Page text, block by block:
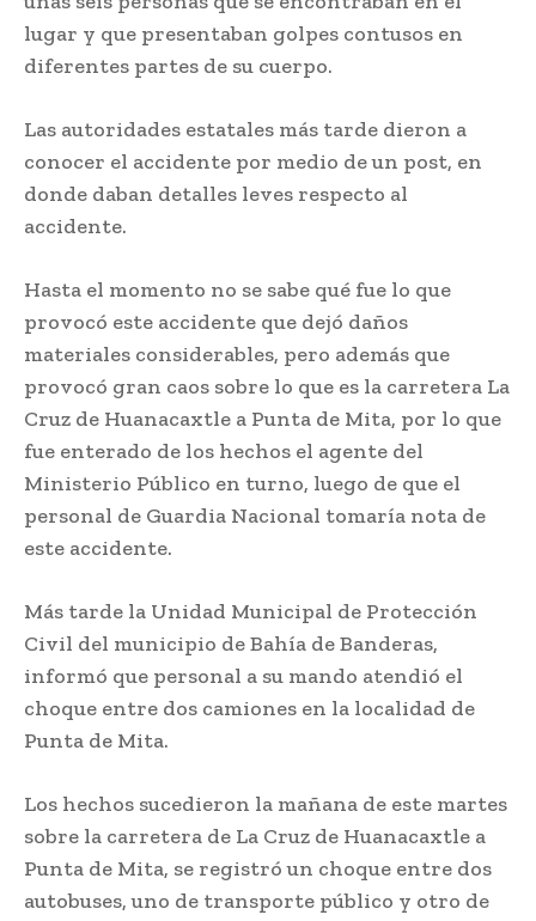
lugar y que presentaban golpes contusos en
diferentes partes de su cuerpo.
Las autoridades estatales más tarde dieron a
conocer el accidente por medio de un post, en
donde daban detalles leves respecto al
accidente.
Hasta el momento no se sabe qué fue lo que
provocó este accidente que dejó daños
materiales considerables, pero además que
provocó gran caos sobre lo que es la carretera La
Cruz de Huanacaxtle a Punta de Mita, por lo que
fue enterado de los hechos el agente del
Ministerio Público en turno, luego de que el
personal de Guardia Nacional tomaría nota de
este accidente.
Más tarde la Unidad Municipal de Protección
Civil del municipio de Bahía de Banderas,
informó que personal a su mando atendió el
choque entre dos camiones en la localidad de
Punta de Mita.
Los hechos sucedieron la mañana de este martes
sobre la carretera de La Cruz de Huanacaxtle a
Punta de Mita, se registró un choque entre dos
autobuses, uno de transporte público y otro de